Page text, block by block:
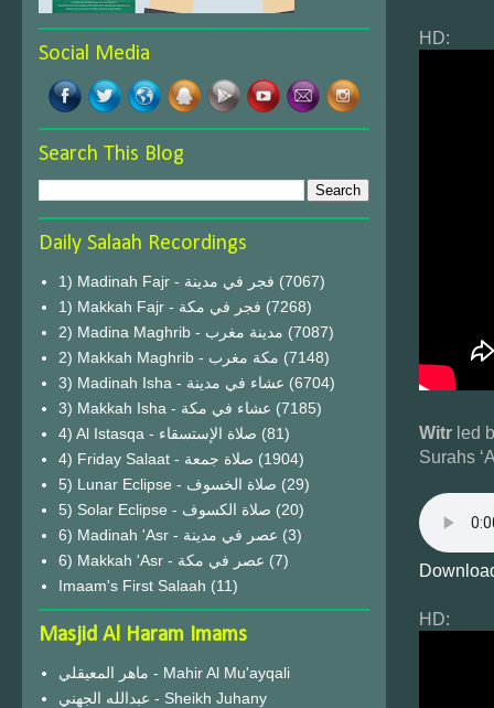
HD:
Witr led
Surahs
HD:
Social Media
Search This Blog
Daily Salaah Recordings
1) Madinah Fajr - فجر في مدينة (7067)
1) Makkah Fajr - فجر في مكة (7268)
2) Madina Maghrib - مدينة مغرب (7087)
2) Makkah Maghrib - مكة مغرب (7148)
3) Madinah Isha - عشاء في مدينة (6704)
3) Makkah Isha - عشاء في مكة (7185)
4) Al Istasqa - صلاة الإستسقاء (81)
4) Friday Salaat - صلاة جمعة (1904)
5) Lunar Eclipse - صلاة الخسوف (29)
(20)
6) Madinah 'Asr - عصر في مدينة (3)
6) Makkah 'Asr - عصر في مكة (7)
Imaam's First Salaah (11)
Masjid Al Haram Imams
ماهر المعيقلي - Mahir Al Mu'ayqali
عبدالله الجهني - Sheikh Juhany